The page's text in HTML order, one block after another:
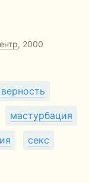
, 2000
верность
мастурбация
секс